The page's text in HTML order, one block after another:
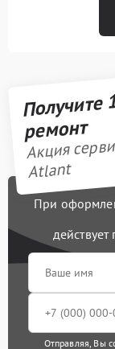
ремонт
Акция
Atlant
При
Отправляя, Вы